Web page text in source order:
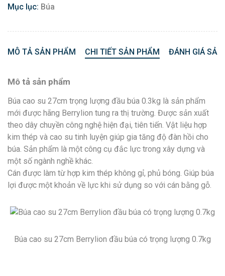
Mục lục: Búa
MÔ TẢ SẢN PHẨM CHI TIẾT SẢN PHẨM ĐÁNH GIÁ
Mô tả sản phẩm
Búa cao su 27cm trọng lượng đầu búa 0.3kg là sản phẩm
mới được hãng Berrylion tung ra thị trường. Được sản xuất
theo dây chuyền công nghệ hiện đại, tiên tiến. Vật liệu hợp
kim thép và cao su tinh luyện giúp gia tăng độ đàn hồi cho
búa. Sản phẩm là một công cụ đắc lực trong xây dựng và
một số ngành nghề khác.
Cán được làm từ hợp kim thép không gỉ, phủ bóng. Giúp búa
lợi được một khoản về lực khi sử dụng so với cán bằng gỗ.
Búa cao su 27cm Berrylion đầu búa có trọng lượng 0.7kg